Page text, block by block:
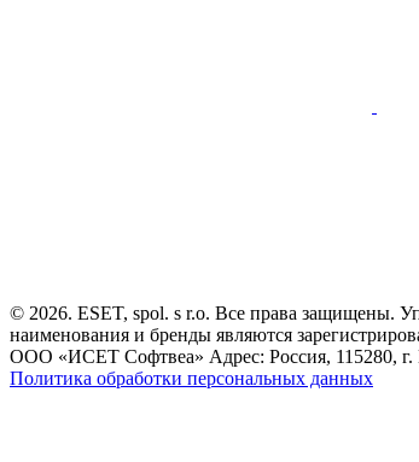
© 2026. ESET, spol. s r.o. Все права защищены.
наименования и бренды являются
ООО «ИСЕТ Софтвеа» Адрес: Россия, 115280, г.
Политика обработки персональных данных